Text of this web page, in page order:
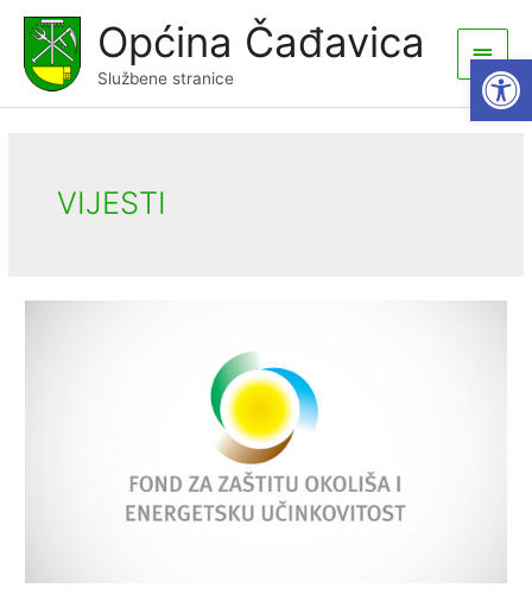
content
Općina Čađavica
Službene stranice
Main
Menu
VIJESTI